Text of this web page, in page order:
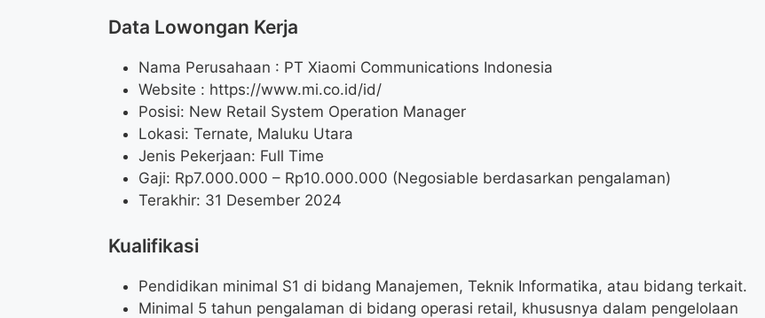
Data Lowongan Kerja
Nama Perusahaan : PT Xiaomi Communications Indonesia
Website : https://www.mi.co.id/id/
Posisi: New Retail System Operation Manager
Lokasi: Ternate, Maluku Utara
Jenis Pekerjaan: Full Time
Gaji: Rp7.000.000 – Rp10.000.000 (Negosiable berdasarkan pengalaman)
Terakhir: 31 Desember 2024
Kualifikasi
Pendidikan minimal S1 di bidang Manajemen, Teknik Informatika, atau bidang terkait.
Minimal 5 tahun pengalaman di bidang operasi retail, khususnya dalam pengelolaan